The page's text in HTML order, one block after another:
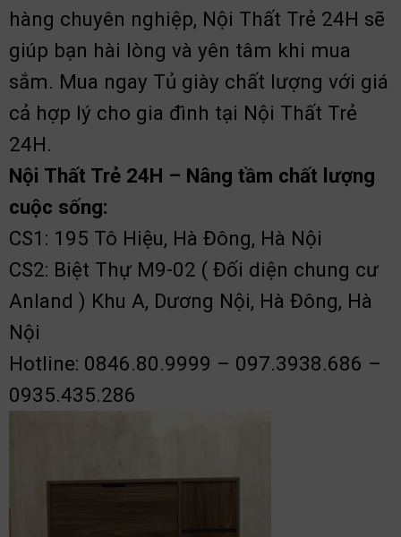
hàng chuyên nghiệp, Nội Thất Trẻ 24H sẽ
giúp bạn hài lòng và yên tâm khi mua
sắm. Mua ngay Tủ giày chất lượng với giá
cả hợp lý cho gia đình tại Nội Thất Trẻ
24H.
Nội Thất Trẻ 24H – Nâng tầm chất lượng
cuộc sống:
CS1: 195 Tô Hiệu, Hà Đông, Hà Nội
CS2: Biệt Thự M9-02 ( Đối diện chung cư
Anland ) Khu A, Dương Nội, Hà Đông, Hà
Nội
Hotline: 0846.80.9999 – 097.3938.686 –
0935.435.286